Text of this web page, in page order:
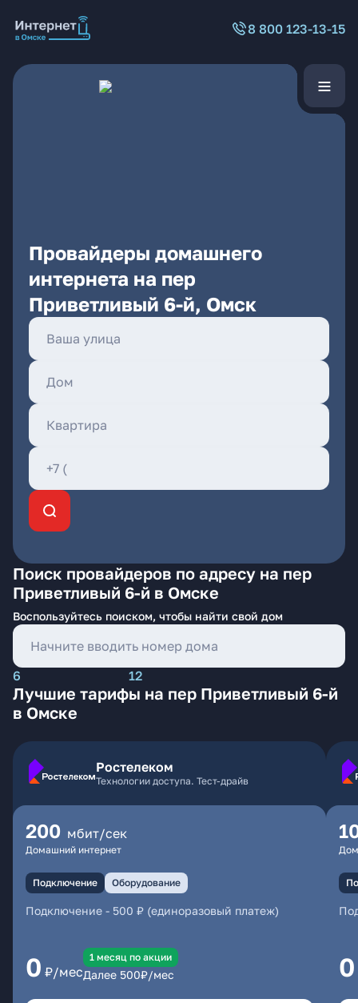
8 800 123-13-15
Провайдеры домашнего
интернета на пер
Приветливый 6-й, Омск
Поиск провайдеров по адресу на пер
Приветливый 6-й в Омске
Воспользуйтесь поиском, чтобы найти свой дом
6 12
Лучшие тарифы на пер Приветливый 6-й
в Омске
Ростелеком
Технологии доступа. Тест-драйв
200 мбит/сек
Домашний интернет
Подключение Оборудование
Подключение - 500 ₽ (единоразовый платеж)
0 ₽/мес
1 месяц по акции
Далее 500₽/мес 0